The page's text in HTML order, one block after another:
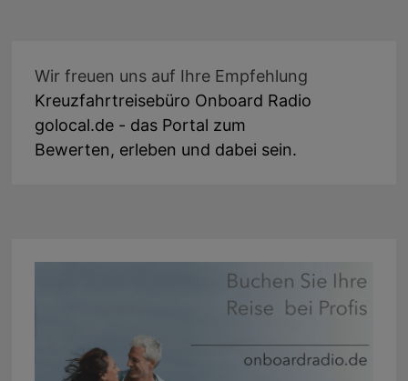
Wir freuen uns auf Ihre Empfehlung
Kreuzfahrtreisebüro Onboard Radio
golocal.de - das Portal zum
Bewerten, erleben und dabei sein.